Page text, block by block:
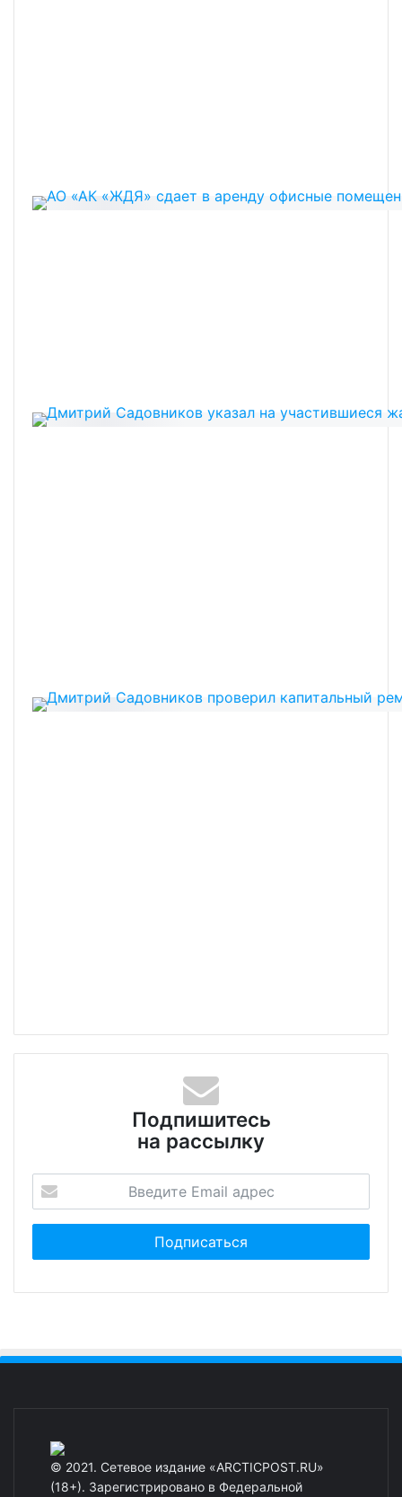
Подпишитесь
на рассылку
© 2021. Сетевое издание «ARCTICPOST.RU»
(18+). Зарегистрировано в Федеральной